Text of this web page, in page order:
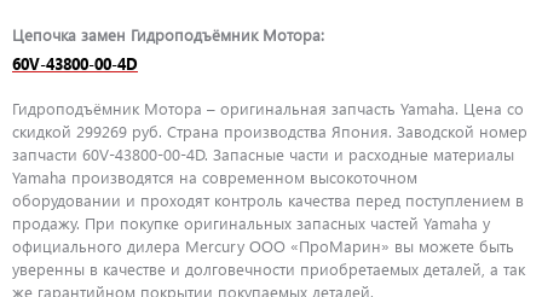
Цепочка замен Гидроподъёмник Мотора:
60V-43800-00-4D
Гидроподъёмник Мотора – оригинальная запчасть Yamaha. Цена со
скидкой 299269 руб. Страна производства Япония. Заводской номер
запчасти 60V-43800-00-4D. Запасные части и расходные материалы
Yamaha производятся на современном высокоточном
оборудовании и проходят контроль качества перед поступлением в
продажу. При покупке оригинальных запасных частей Yamaha у
официального дилера Mercury ООО «ПроМарин» вы можете быть
уверенны в качестве и долговечности приобретаемых деталей, а так
же гарантийном покрытии покупаемых деталей.